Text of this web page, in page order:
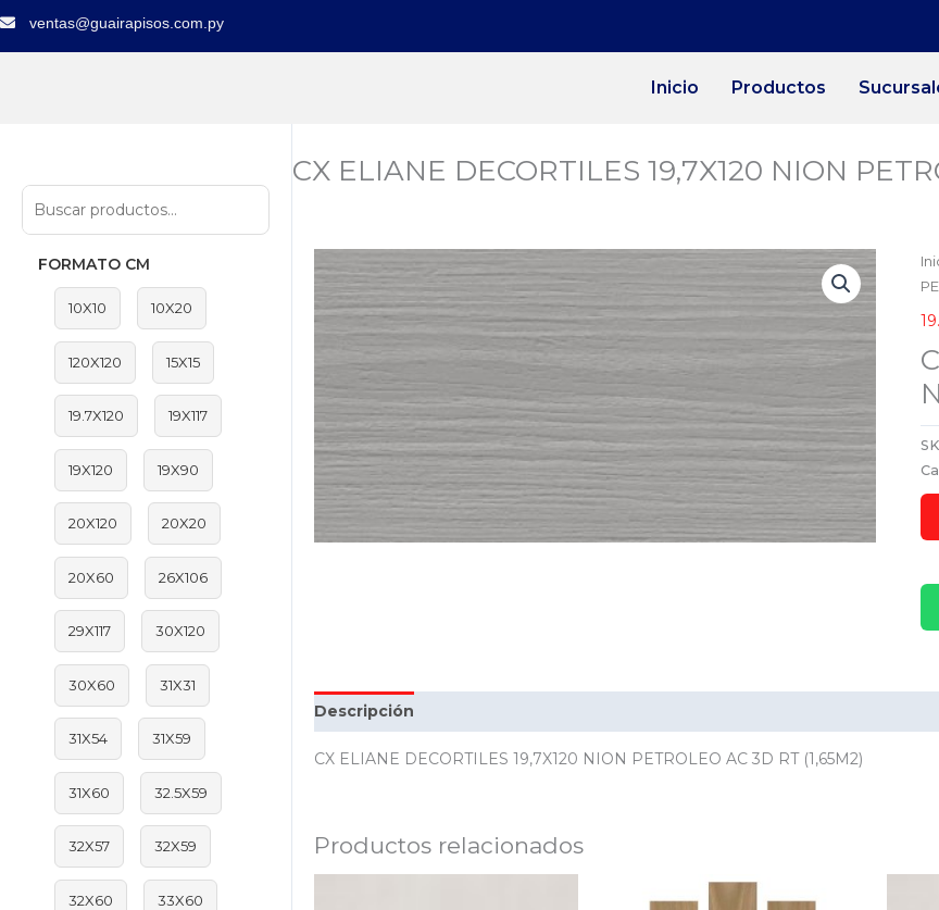
ventas@guairapisos.com.py
Inicio Productos
FORMATO CM
10X10 10X20
120X120 15X15
19.7X120 19X117
19X120 19X90
20X120 20X20
20X60 26X106
29X117 30X120
30X60 31X31
31X54 31X59
31X60 32.5X59
32X57 32X59
32X60 33X60
CX ELIANE DECORTILES 19,7X120 NION
Descripción
CX ELIANE DECORTILES 19,7X120 NION PETROLEO AC 3D RT (1,65M2)
Productos relacionados